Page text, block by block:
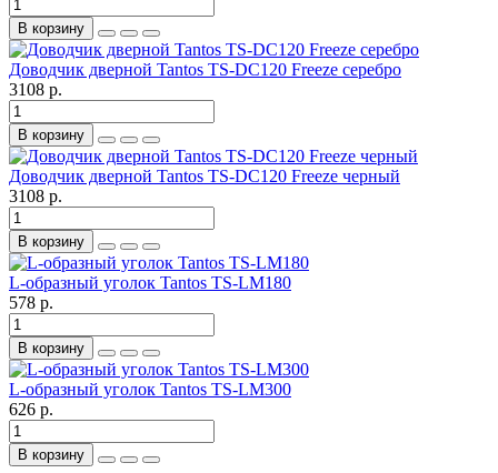
В корзину
Доводчик дверной Tantos TS-DC120 Freeze серебро
3108 р.
В корзину
Доводчик дверной Tantos TS-DC120 Freeze черный
3108 р.
В корзину
L-образный уголок Tantos TS-LM180
578 р.
В корзину
L-образный уголок Tantos TS-LM300
626 р.
В корзину